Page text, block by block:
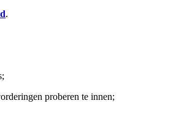
.
proberen te innen;